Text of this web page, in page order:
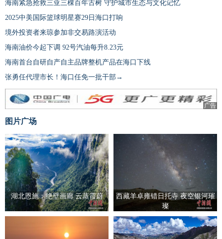
海南紧急抢救三亚三棵百年古树 守护城市生态与文化记忆
2025中美国际篮球明星赛29日海口打响
境外投资者来琼参加非交易路演活动
海南油价今起下调 92号汽油每升8.23元
海南首台自研自产自主品牌整机产品在海口下线
张勇任代理市长！海口任免一批干部→
广告
图片广场
湖北恩施：绝壁画廊 云蒸霞蔚
西藏羊卓雍错日托寺 夜空银河璀
璨